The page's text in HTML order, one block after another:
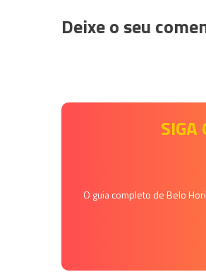
Deixe o seu
SIGA
O guia completo de Belo